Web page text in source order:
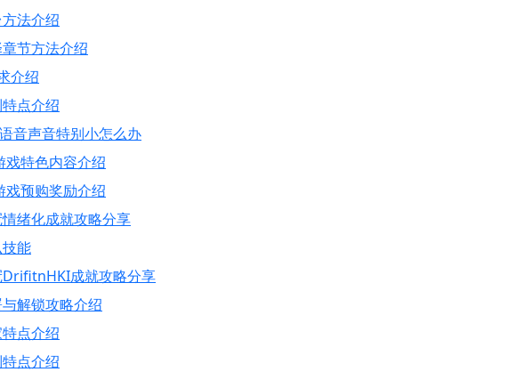
法介绍
节方法介绍
介绍
点介绍
音声音特别小怎么办
戏特色内容介绍
戏预购奖励介绍
绪化成就攻略分享
能
成就攻略分享
解锁攻略介绍
点介绍
点介绍